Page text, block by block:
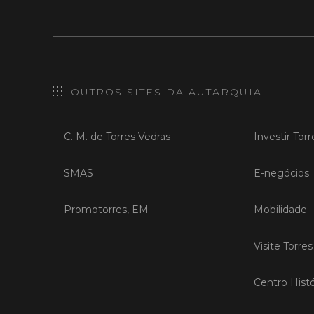
OUTROS SITES DA AUTARQUIA
C. M. de Torres Vedras
SMAS
Promotorres, EM
Investir
E-negócios
Mobilidade
Visite
Centro